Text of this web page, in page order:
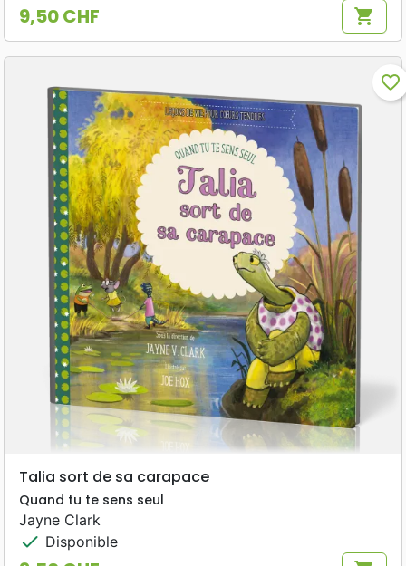
Prix
9,50 CHF shopping_cart
favorite_border
Talia sort de sa carapace
Quand tu te sens seul
Jayne Clark
check Disponible